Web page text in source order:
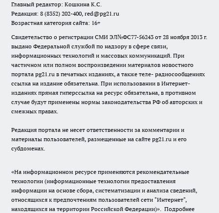
Главный редактор: Кошкина К.С.
Редакция: 8 (8352) 202-400, red@pg21.ru
Возрастная категория сайта: 16+
Свидетельство о регистрации СМИ ЭЛ№ФС77-56243 от 28 ноября 2013 г.
выдано Федеральной службой по надзору в сфере связи,
информационных технологий и массовых коммуникаций. При
частичном или полном воспроизведении материалов новостного
портала pg21.ru в печатных изданиях, а также теле- радиосообщениях
ссылка на издание обязательна. При использовании в Интернет-
изданиях прямая гиперссылка на ресурс обязательна, в противном
случае будут применены нормы законодательства РФ об авторских и
смежных правах.
Редакция портала не несет ответственности за комментарии и
материалы пользователей, размещенные на сайте pg21.ru и его
субдоменах.
«На информационном ресурсе применяются рекомендательные
технологии (информационные технологии предоставления
информации на основе сбора, систематизации и анализа сведений,
относящихся к предпочтениям пользователей сети "Интернет",
находящихся на территории Российской Федерации)». Подробнее